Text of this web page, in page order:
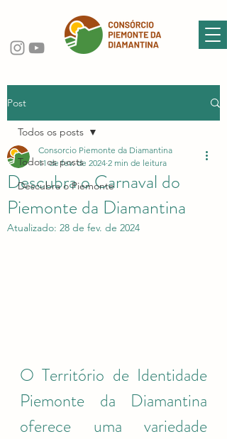
Post
Todos os posts
Descubra o Piemonte
Todos os posts
Descubra o Carnaval do
Piemonte da Diamantina
Consorcio Piemonte da Diamantina
11 de fev. de 2024 2 min de leitura
Atualizado: 28 de fev. de 2024
O Território de Identidade
Piemonte da Diamantina
oferece uma variedade